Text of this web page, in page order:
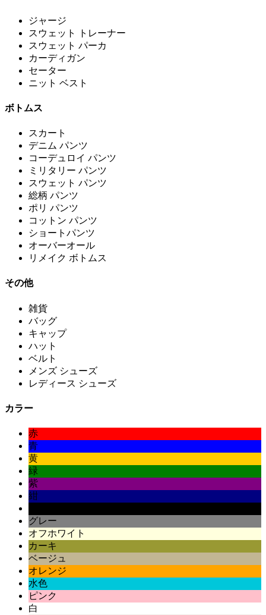
ジャージ
スウェット トレーナー
スウェット パーカ
カーディガン
セーター
ニット ベスト
ボトムス
スカート
デニム パンツ
コーデュロイ パンツ
ミリタリー パンツ
スウェット パンツ
総柄 パンツ
ポリ パンツ
コットン パンツ
ショートパンツ
オーバーオール
リメイク ボトムス
その他
雑貨
バッグ
キャップ
ハット
ベルト
メンズ シューズ
レディース シューズ
カラー
赤
青
黄
緑
紫
紺
グレー
オフホワイト
カーキ
ベージュ
オレンジ
水色
ピンク
白